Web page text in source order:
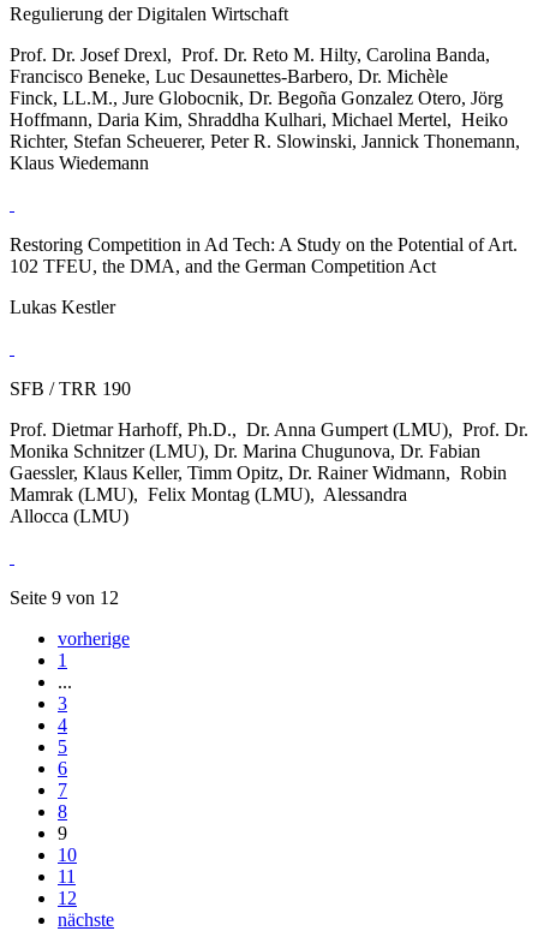
Regulierung der Digitalen Wirtschaft
Prof. Dr. Josef Drexl, Prof. Dr. Reto M. Hilty, Carolina Banda,
Francisco Beneke, Luc Desaunettes-Barbero, Dr. Michèle
Finck, LL.M., Jure Globocnik, Dr. Begoña Gonzalez Otero, Jörg
Hoffmann, Daria Kim‎, Shraddha Kulhari, Michael Mertel, Heiko
Richter, Stefan Scheuerer, Peter R. Slowinski, Jannick Thonemann,
Klaus Wiedemann
Restoring Competition in Ad Tech: A Study on the Potential of Art.
102 TFEU, the DMA, and the German Competition Act
Lukas Kestler
SFB / TRR 190
Prof. Dietmar Harhoff, Ph.D., Dr. Anna Gumpert (LMU), Prof. Dr.
Monika Schnitzer (LMU), Dr. Marina Chugunova, Dr. Fabian
Gaessler, Klaus Keller, Timm Opitz, Dr. Rainer Widmann, Robin
Mamrak (LMU), Felix Montag (LMU), Alessandra
Allocca (LMU)
Seite 9 von 12
vorherige
1
...
3
4
5
6
7
8
9
10
11
12
nächste